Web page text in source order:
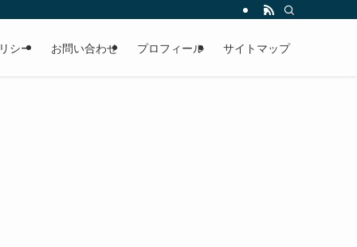
シー お問い合わせ プロフィール サイトマップ